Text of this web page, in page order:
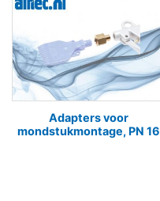
Adapters voor
mondstukmontage, PN 16